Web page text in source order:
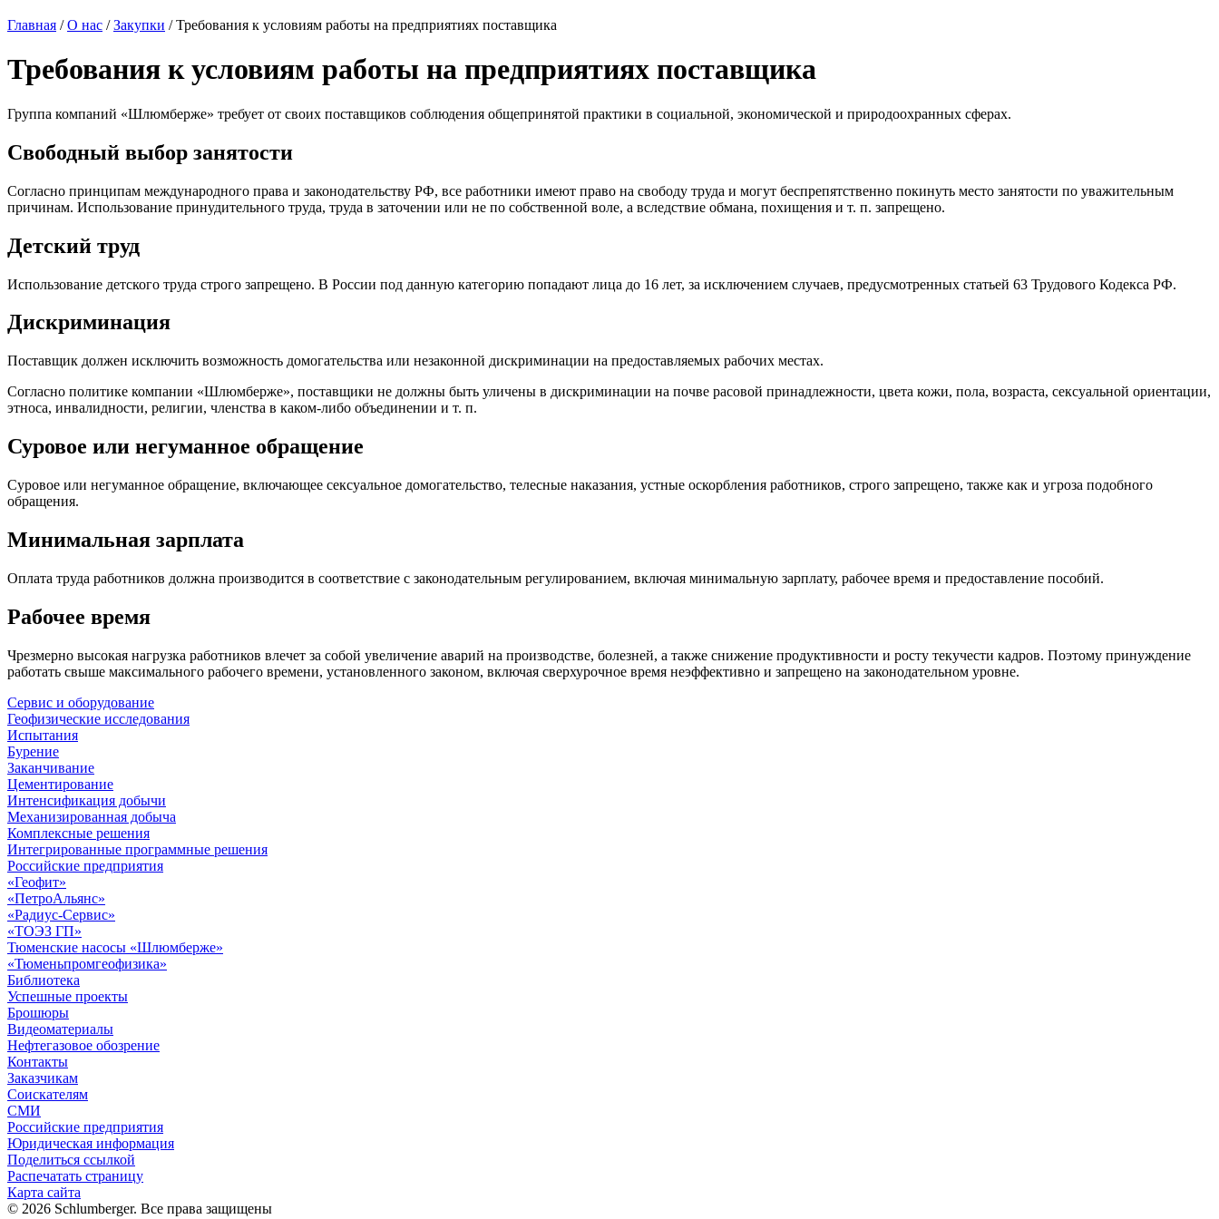
Главная /О нас /Закупки /Требования к условиям работы на предприятиях поставщика
Требования к условиям работы на предприятиях поставщика
Группа компаний «Шлюмберже» требует от своих поставщиков соблюдения общепринятой практики в социальной, экономической и природоохранных сферах.
Свободный выбор занятости
Согласно принципам международного права и законодательству РФ, все работники имеют право на свободу труда и могут беспрепятственно покинуть место занятости по уважительным
причинам. Использование принудительного труда, труда в заточении или не по собственной воле, а вследствие обмана, похищения и т. п. запрещено.
Детский труд
Использование детского труда строго запрещено. В России под данную категорию попадают лица до 16 лет, за исключением случаев, предусмотренных статьей 63 Трудового Кодекса РФ.
Дискриминация
Поставщик должен исключить возможность домогательства или незаконной дискриминации на предоставляемых рабочих местах.
Согласно политике компании «Шлюмберже», поставщики не должны быть уличены в дискриминации на почве расовой принадлежности, цвета кожи, пола, возраста, сексуальной ориентации,
этноса, инвалидности, религии, членства в каком-либо объединении и т. п.
Суровое или негуманное обращение
Суровое или негуманное обращение, включающее сексуальное домогательство, телесные наказания, устные оскорбления работников, строго запрещено, также как и угроза подобного
обращения.
Минимальная зарплата
Оплата труда работников должна производится в соответствие с законодательным регулированием, включая минимальную зарплату, рабочее время и предоставление пособий.
Рабочее время
Чрезмерно высокая нагрузка работников влечет за собой увеличение аварий на производстве, болезней, а также снижение продуктивности и росту текучести кадров. Поэтому принуждение
работать свыше максимального рабочего времени, установленного законом, включая сверхурочное время неэффективно и запрещено на законодательном уровне.
Сервис и оборудование
Геофизические исследования
Испытания
Бурение
Заканчивание
Цементирование
Интенсификация добычи
Механизированная добыча
Комплексные решения
Интегрированные программные решения
Российские предприятия
«Геофит»
«ПетроАльянс»
«Радиус-Сервис»
«ТОЭЗ ГП»
Тюменские насосы «Шлюмберже»
«Тюменьпромгеофизика»
Библиотека
Успешные проекты
Брошюры
Видеоматериалы
Нефтегазовое обозрение
Контакты
Заказчикам
Соискателям
СМИ
Российские предприятия
Юридическая информация
Поделиться ссылкой
Распечатать страницу
Карта сайта
© 2026 Schlumberger. Все права защищены